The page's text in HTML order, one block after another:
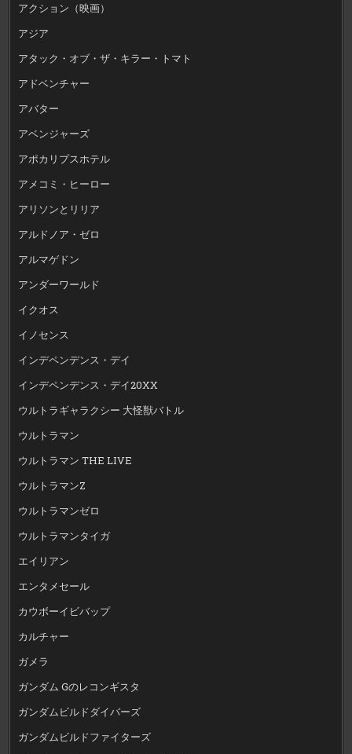
アクション（映画）
アジア
アタック・オブ・ザ・キラー・トマト
アドベンチャー
アバター
アベンジャーズ
アポカリプスホテル
アメコミ・ヒーロー
アリソンとリリア
アルドノア・ゼロ
アルマゲドン
アンダーワールド
イクオス
イノセンス
インデペンデンス・デイ
インデペンデンス・デイ20XX
ウルトラギャラクシー 大怪獣バトル
ウルトラマン
ウルトラマン THE LIVE
ウルトラマンZ
ウルトラマンゼロ
ウルトラマンタイガ
エイリアン
エンタメセール
カウボーイビバップ
カルチャー
ガメラ
ガンダム Gのレコンギスタ
ガンダムビルドダイバーズ
ガンダムビルドファイターズ